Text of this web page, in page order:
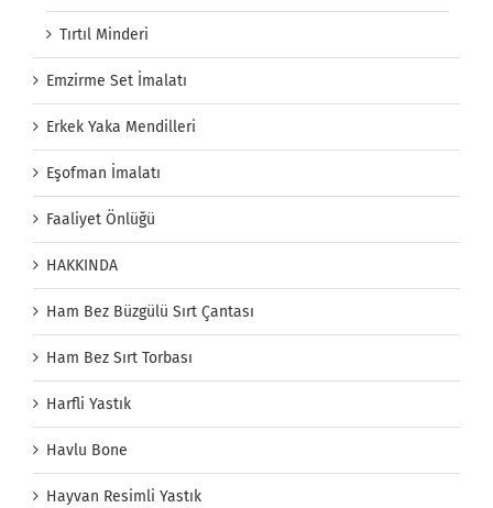
Tırtıl Minderi
Emzirme Set İmalatı
Erkek Yaka Mendilleri
Eşofman İmalatı
Faaliyet Önlüğü
HAKKINDA
Ham Bez Büzgülü Sırt Çantası
Ham Bez Sırt Torbası
Harfli Yastık
Havlu Bone
Hayvan Resimli Yastık